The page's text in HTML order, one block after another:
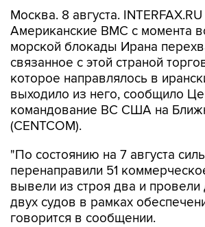
Москва. 8 августа.
Американские ВМС с момента
морской блокады Ирана
связанное с этой страной
которое направлялось в
выходило из него, сообщило
командование ВС США на
(CENTCOM).
"По состоянию на 7 августа
перенаправили 51
вывели из строя два и
двух судов в рамках
говорится в сообщении.